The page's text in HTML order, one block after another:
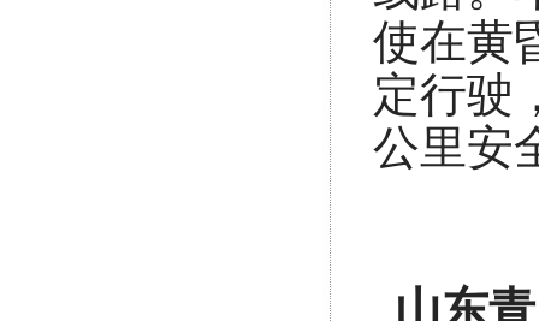
使在黄
定行驶
公里安
山东